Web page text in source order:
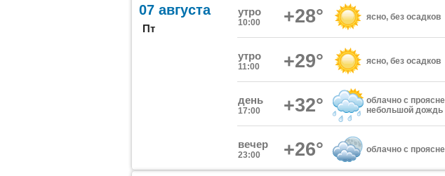
07 августа
Пт
утро
10:00 +28° ясно, без осадков
утро
11:00 +29° ясно, без осадков
день
17:00 +32°
облачно с
небольшой дождь
вечер
23:00 +26° облачно с